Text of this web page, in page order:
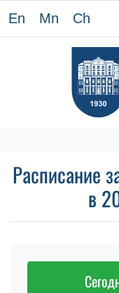
En Mn Ch
Расписание
в